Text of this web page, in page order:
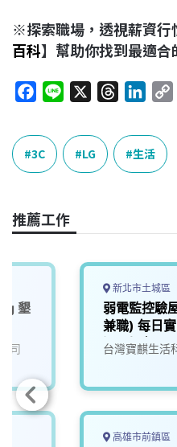
※探索職場，透視薪資行
百科】幫助你找到最適合
c
e
b
o
k
e
r
a
n
k
e
n
3C LG 生活
推薦工作
墾
司
新北市土城區
弱電監控驗
兼職) 每日
過6小時
台灣寶麒生活
高雄市前鎮區